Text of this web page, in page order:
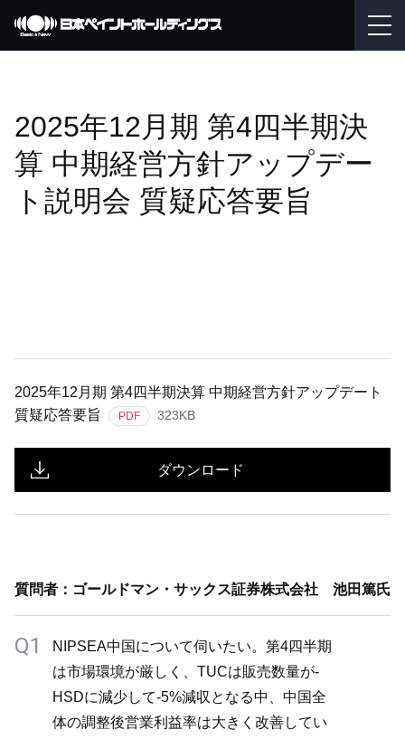
2025年12月期 第4四半期決
算 中期経営方針アップデー
ト説明会 質疑応答要旨
ダウンロード
2025年12月期 第4四半期決算 中期経営方針アップデート
質疑応答要旨
PDF 323KB
質問者：ゴールドマン・サックス証券株式会社 池田篤氏
Q1
NIPSEA中国について伺いたい。第4四半期
は市場環境が厳しく、TUCは販売数量が-
HSDに減少して-5%減収となる中、中国全
体の調整後営業利益率は大きく改善してい